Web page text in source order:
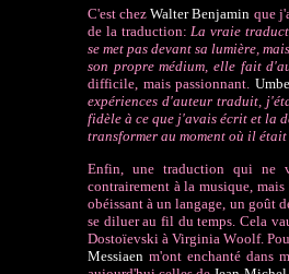
C'est chezWalter Benjamin que
de la traduction:La vraie
se met pas devant sa lumière,
son propre médium, elle fait
difficile, mais passionnant.
expériences d'auteur traduit,
fidèle à ce que j'avais écrit et la
transformer au moment où il
Enfin, une traduction qui ne
contrairement à la musique,
obéissant à un langage, un goût
se diluer au fil du temps. Cela
Dostoïevski à Virginia Woolf.
Messiaen m'ont enchanté dans